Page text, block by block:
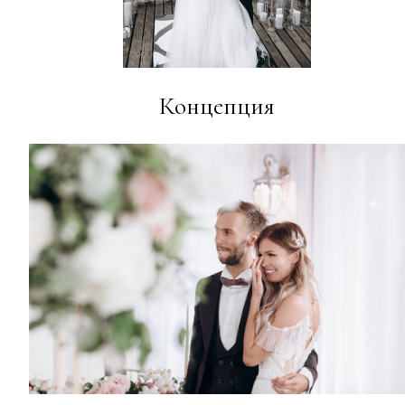
Концепция